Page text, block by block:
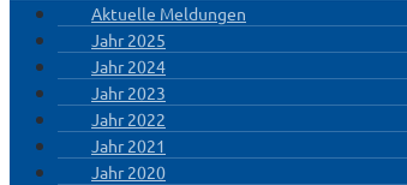
Aktuelle Meldungen
Jahr 2025
Jahr 2024
Jahr 2023
Jahr 2022
Jahr 2021
Jahr 2020